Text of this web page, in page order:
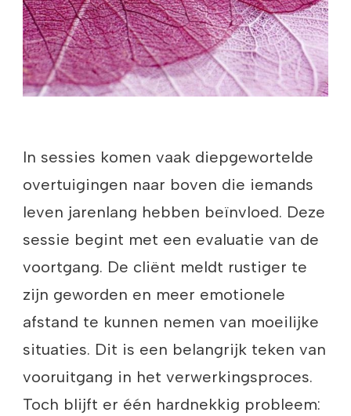
In sessies komen vaak diepgewortelde
overtuigingen naar boven die iemands
leven jarenlang hebben beïnvloed. Deze
sessie begint met een evaluatie van de
voortgang. De cliënt meldt rustiger te
zijn geworden en meer emotionele
afstand te kunnen nemen van moeilijke
situaties. Dit is een belangrijk teken van
vooruitgang in het verwerkingsproces.
Toch blijft er één hardnekkig probleem: